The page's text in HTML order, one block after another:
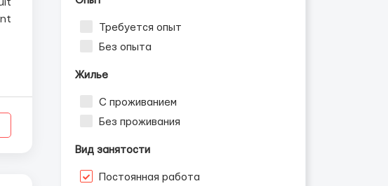
Требуется опыт
Без опыта
Жилье
С проживанием
Без проживания
Вид занятости
Постоянная работа